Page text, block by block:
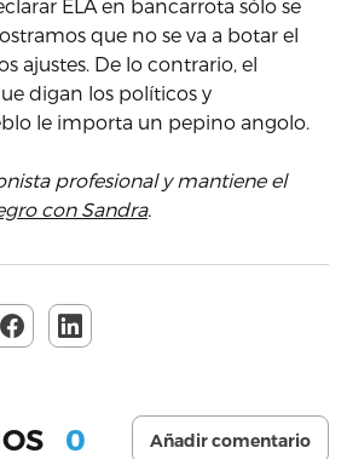
ELA en bancarrota sólo se
que no se va a botar el
ajustes. De lo contrario, el
digan los políticos y
le importa un pepino angolo.
profesional y mantiene el
con Sandra.
0 Añadir comentario